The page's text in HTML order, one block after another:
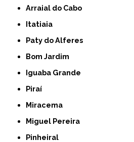
Arraial do Cabo
Itatiaia
Paty do Alferes
Bom Jardim
Iguaba Grande
Piraí
Miracema
Miguel Pereira
Pinheiral